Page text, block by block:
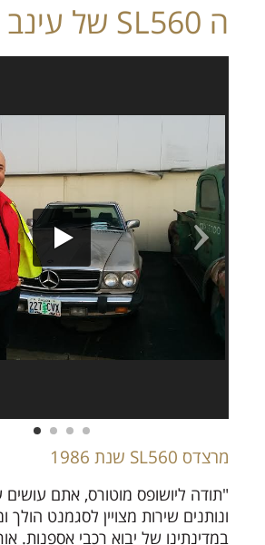
ה SL560 של עינב
מרצדס SL560 שנת 1986
"תודה ליושופס מוטורס, אתם
ונותנים שירות מצויין לסגמנט
במדינתינו של יבוא רכבי אספנות.